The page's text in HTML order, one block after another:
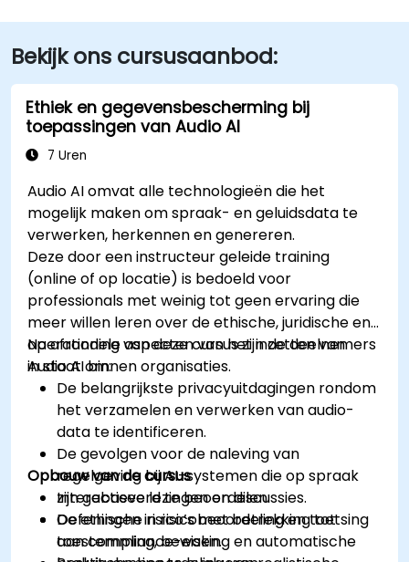
Bekijk ons cursusaanbod:
Ethiek en gegevensbescherming bij
toepassingen van Audio AI
7 Uren
Audio AI omvat alle technologieën die het
mogelijk maken om spraak- en geluidsdata te
verwerken, herkennen en genereren.
Deze door een instructeur geleide training
(online of op locatie) is bedoeld voor
professionals met weinig tot geen ervaring die
meer willen leren over de ethische, juridische en
operationele aspecten van het inzetten van
Audio AI binnen organisaties.
Na afronding van deze cursus zijn de deelnemers
in staat om:
De belangrijkste privacyuitdagingen rondom
het verzamelen en verwerken van audio-
data te identificeren.
De gevolgen voor de naleving van
regelgeving bij AI-systemen die op spraak
zijn gebaseerd te beoordelen.
De ethische risico’s met betrekking tot
toestemming, bewaking en automatische
Opbouw van de cursus
Interactieve lezingen en discussies.
Oefeningen in risicobeoordeling en toetsing
aan compliance-eisen.